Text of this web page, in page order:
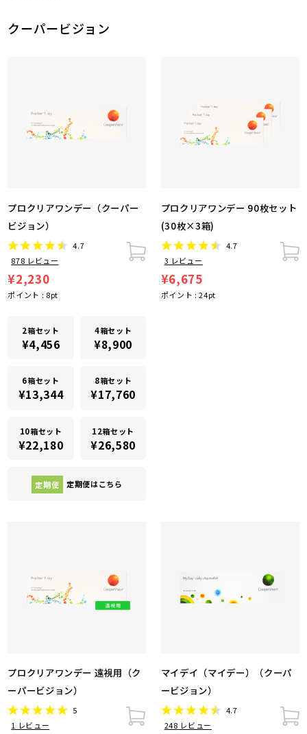
クーパービジョン
プロクリアワンデー（クーパー
ビジョン）
4.7
878 レビュー
¥2,230
ポイント : 8pt
2箱セット
¥4,456
4箱セット
¥8,900
6箱セット
¥13,344
8箱セット
¥17,760
10箱セット
¥22,180
12箱セット
¥26,580
定期便 定期便はこちら
プロクリアワンデー 90枚セット
(30枚×3箱)
4.7
3 レビュー
¥6,675
ポイント :24pt
プロクリアワンデー 遠視用（ク
ーパービジョン）
5
1 レビュー
マイデイ（マイデー）（クーパ
ービジョン）
4.7
248 レビュー